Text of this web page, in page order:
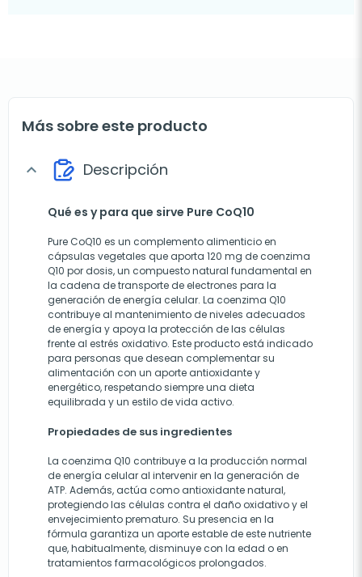
Más sobre este producto
expand_more Descripción
Qué es y para que sirve Pure CoQ10
Pure CoQ10 es un complemento alimenticio en
cápsulas vegetales que aporta 120 mg de coenzima
Q10 por dosis, un compuesto natural fundamental en
la cadena de transporte de electrones para la
generación de energía celular. La coenzima Q10
contribuye al mantenimiento de niveles adecuados
de energía y apoya la protección de las células
frente al estrés oxidativo. Este producto está indicado
para personas que desean complementar su
alimentación con un aporte antioxidante y
energético, respetando siempre una dieta
equilibrada y un estilo de vida activo.
Propiedades de sus ingredientes
La coenzima Q10 contribuye a la producción normal
de energía celular al intervenir en la generación de
ATP. Además, actúa como antioxidante natural,
protegiendo las células contra el daño oxidativo y el
envejecimiento prematuro. Su presencia en la
fórmula garantiza un aporte estable de este nutriente
que, habitualmente, disminuye con la edad o en
tratamientos farmacológicos prolongados.